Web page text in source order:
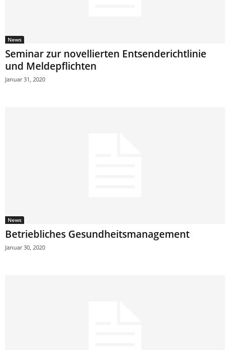
News
Seminar zur novellierten Entsenderichtlinie
und Meldepflichten
Januar 31, 2020
News
Betriebliches Gesundheitsmanagement
Januar 30, 2020